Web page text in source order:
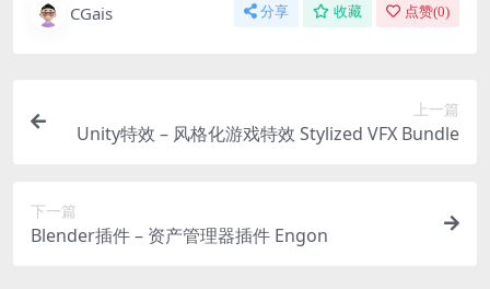
CGais 分享 收藏 点赞(0)
上一篇
Unity特效 – 风格化游戏特效 Stylized VFX Bundle
下一篇
Blender插件 – 资产管理器插件 Engon